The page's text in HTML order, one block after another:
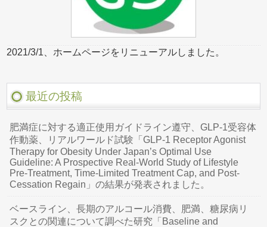
2021/3/1、ホームページをリニューアルしました。
最近の投稿
肥満症に対する適正使用ガイドライン遵守、GLP-1受容体
作動薬、リアルワールド試験「GLP-1 Receptor Agonist
Therapy for Obesity Under Japan’s Optimal Use
Guideline: A Prospective Real-World Study of Lifestyle
Pre-Treatment, Time-Limited Treatment Cap, and Post-
Cessation Regain」の結果が発表されました。
ベースライン、長期のアルコール消費、肥満、糖尿病リ
スクとの関連について調べた研究「Baseline and